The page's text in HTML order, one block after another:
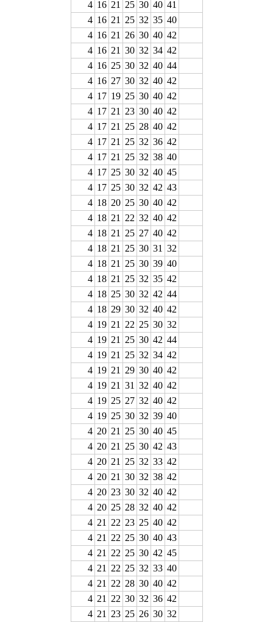
4 16 21 25 30 40 41
4 16 21 25 32 35 40
4 16 21 26 30 40 42
4 16 21 30 32 34 42
4 16 25 30 32 40 44
4 16 27 30 32 40 42
4 17 19 25 30 40 42
4 17 21 23 30 40 42
4 17 21 25 28 40 42
4 17 21 25 32 36 42
4 17 21 25 32 38 40
4 17 25 30 32 40 45
4 17 25 30 32 42 43
4 18 20 25 30 40 42
4 18 21 22 32 40 42
4 18 21 25 27 40 42
4 18 21 25 30 31 32
4 18 21 25 30 39 40
4 18 21 25 32 35 42
4 18 25 30 32 42 44
4 18 29 30 32 40 42
4 19 21 22 25 30 32
4 19 21 25 30 42 44
4 19 21 25 32 34 42
4 19 21 29 30 40 42
4 19 21 31 32 40 42
4 19 25 27 32 40 42
4 19 25 30 32 39 40
4 20 21 25 30 40 45
4 20 21 25 30 42 43
4 20 21 25 32 33 42
4 20 21 30 32 38 42
4 20 23 30 32 40 42
4 20 25 28 32 40 42
4 21 22 23 25 40 42
4 21 22 25 30 40 43
4 21 22 25 30 42 45
4 21 22 25 32 33 40
4 21 22 28 30 40 42
4 21 22 30 32 36 42
4 21 23 25 26 30 32